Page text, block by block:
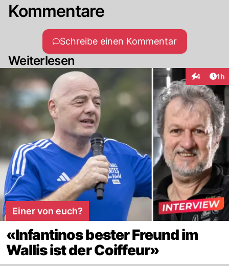
Kommentare
Schreibe einen Kommentar
Weiterlesen
4 1h
Einer von euch?
«Infantinos bester Freund im
Wallis ist der Coiffeur»